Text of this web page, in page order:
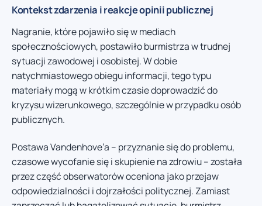
Kontekst zdarzenia i reakcje opinii publicznej
Nagranie, które pojawiło się w mediach
społecznościowych, postawiło burmistrza w trudnej
sytuacji zawodowej i osobistej. W dobie
natychmiastowego obiegu informacji, tego typu
materiały mogą w krótkim czasie doprowadzić do
kryzysu wizerunkowego, szczególnie w przypadku osób
publicznych.
Postawa Vandenhove’a – przyznanie się do problemu,
czasowe wycofanie się i skupienie na zdrowiu – została
przez część obserwatorów oceniona jako przejaw
odpowiedzialności i dojrzałości politycznej. Zamiast